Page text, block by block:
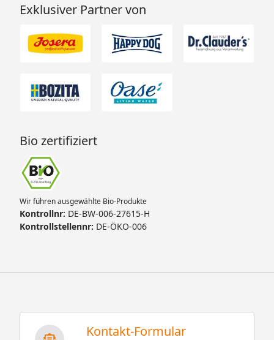
Exklusiver Partner von
Bio zertifiziert
Wir führen ausgewählte Bio-Produkte
Kontrollnr: DE-BW-006-27615-H
Kontrollstellennr: DE-ÖKO-006
Kontakt-Formular